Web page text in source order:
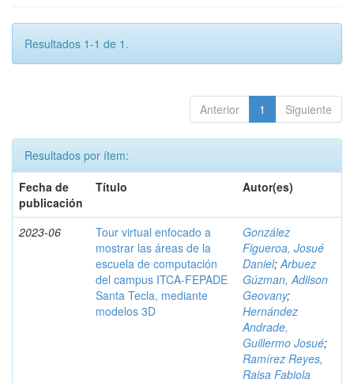
Resultados 1-1 de 1.
Anterior 1 Siguiente
Resultados por ítem:
Fecha de
publicación
Título Autor(es)
2023-06
Tour virtual enfocado a
mostrar las áreas de la
escuela de computación
del campus ITCA-FEPADE
Santa Tecla, mediante
modelos 3D
González
Figueroa, Josué
Daniel;Arbuez
Gúzman, Adilson
Geovany;
Hernández
Andrade,
Guillermo Josué;
Ramírez Reyes,
Raisa Fabiola